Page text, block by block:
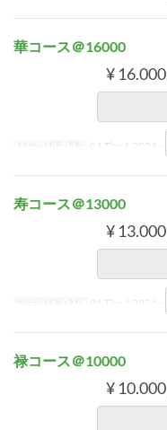
華コース＠16000
¥ 16.000
Ngày Hiệu lực 01 Thg 1 2024 ~
寿コース＠13000
¥ 13.000
Ngày Hiệu lực 01 Thg 1 2024 ~
禄コース＠10000
¥ 10.000